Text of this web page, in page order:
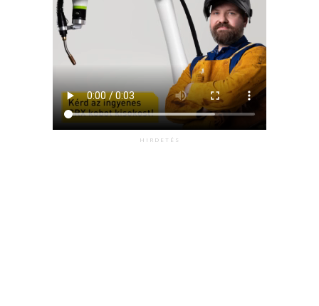
HIRDETÉS